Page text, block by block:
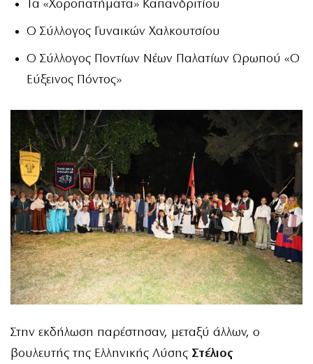
Τα «Χοροπατήματα» Καπανδριτίου
Ο Σύλλογος Γυναικών Χαλκουτσίου
Ο Σύλλογος Ποντίων Νέων Παλατίων Ωρωπού «Ο
Εύξεινος Πόντος»
Στην εκδήλωση παρέστησαν, μεταξύ άλλων, ο
βουλευτής της Ελληνικής ΛύσηςΣτέλιος